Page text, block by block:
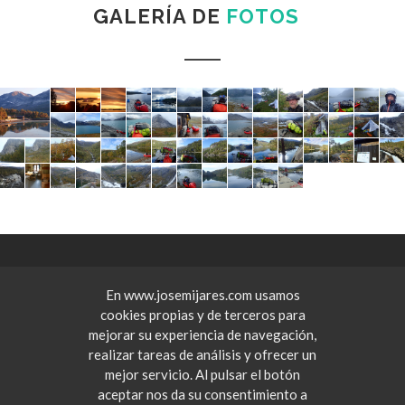
GALERÍA DE FOTOS
Copyrights © 2026 All Rights Reserved by
En www.josemijares.com usamos
cookies propias y de terceros para
mejorar su experiencia de navegación,
realizar tareas de análisis y ofrecer un
mejor servicio. Al pulsar el botón
aceptar nos da su consentimiento a